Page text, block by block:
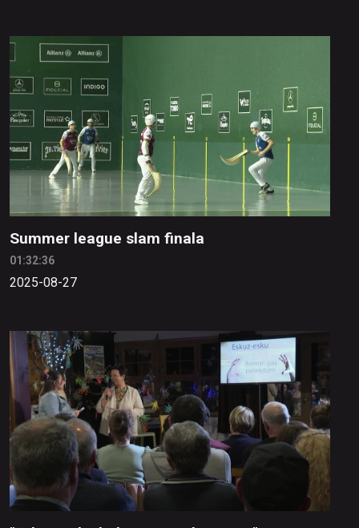
Summer league slam finala
01:32:36
2025-08-27